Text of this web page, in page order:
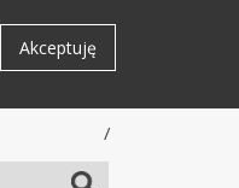
Akceptuję
/